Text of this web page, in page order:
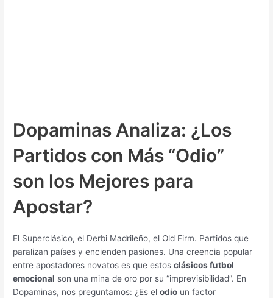
Dopaminas Analiza: ¿Los
Partidos con Más “Odio”
son los Mejores para
Apostar?
El Superclásico, el Derbi Madrileño, el Old Firm. Partidos que
paralizan países y encienden pasiones. Una creencia popular
entre apostadores novatos es que estosclásicos futbol
emocional son una mina de oro por su “imprevisibilidad”. En
Dopaminas, nos preguntamos: ¿Es elodio un factor